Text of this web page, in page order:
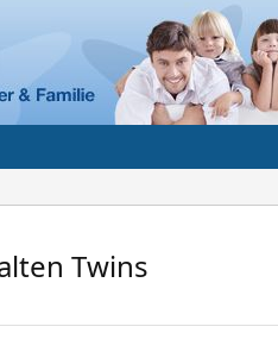
Twins